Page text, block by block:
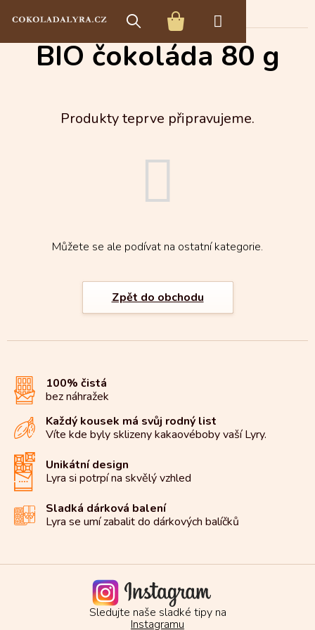
NÁKUPNÍ
KOŠÍK
BIO čokoláda BIO čokoláda 80 g
BIO čokoláda 80 g
Produkty teprve připravujeme.
Můžete se ale podívat na ostatní kategorie.
Zpět do obchodu
100% čistá
bez náhražek
Každý kousek má svůj rodný list
Víte kde byly sklizeny kakaovéboby vaší Lyry.
Unikátní design
Lyra si potrpí na skvělý vzhled
Sladká dárková balení
Lyra se umí zabalit do dárkových balíčků
Sledujte naše sladké tipy na
Instagramu